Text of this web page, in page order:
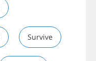
Survive